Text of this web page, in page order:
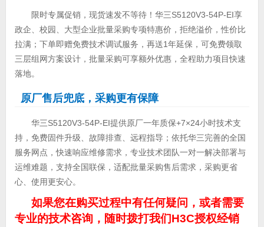
限时专属促销，现货速发不等待！华三S5120V3-54P-EI享
政企、校园、大型企业批量采购专项特惠价，拒绝溢价，性价比
拉满；下单即赠免费技术调试服务，再送1年延保，可免费领取
三层组网方案设计，批量采购可享额外优惠，全程助力项目快速
落地。
原厂售后兜底，采购更有保障
华三S5120V3-54P-EI提供原厂一年质保+7×24小时技术支
持，免费固件升级、故障排查、远程指导；依托华三完善的全国
服务网点，快速响应维修需求，专业技术团队一对一解决部署与
运维难题，支持全国联保，适配批量采购售后需求，采购更省
心、使用更安心。
如果您在购买过程中有任何疑问，或者需要
专业的技术咨询，随时拨打我们H3C授权经销